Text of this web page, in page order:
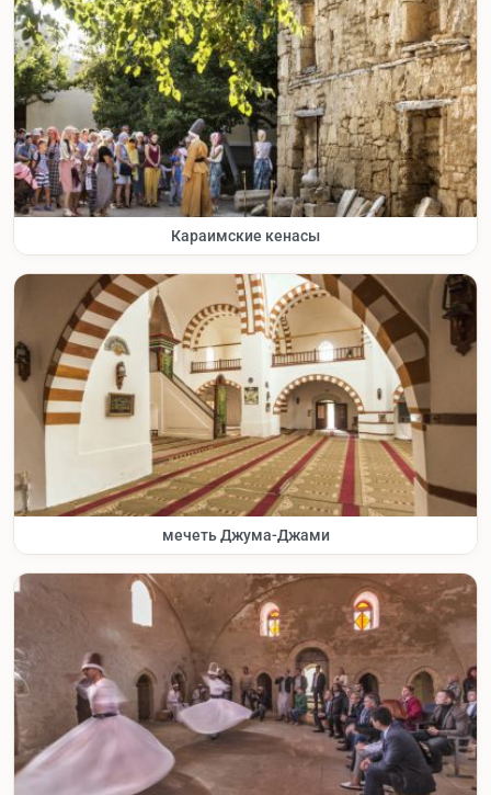
Караимские кенасы
мечеть Джума-Джами